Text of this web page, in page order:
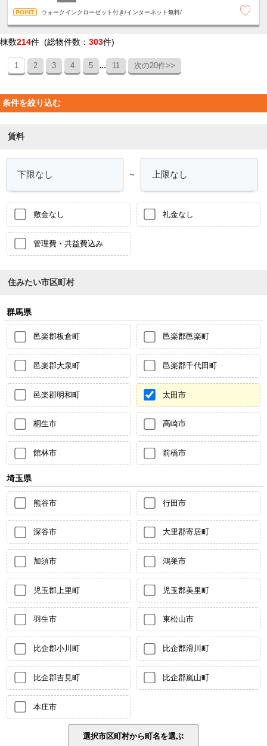
ウォークインクローゼット付き/インターネット無料/
棟数214件 (総物件数： 303件)
1 2 3 4 5 ... 11 次の20件>>
条件を絞り込む
賃料
～
敷金なし 礼金なし
管理費・共益費込み
住みたい市区町村
群馬県
邑楽郡板倉町 邑楽郡邑楽町
邑楽郡大泉町 邑楽郡千代田町
邑楽郡明和町 太田市
桐生市 高崎市
館林市 前橋市
埼玉県
熊谷市 行田市
深谷市 大里郡寄居町
加須市 鴻巣市
児玉郡上里町 児玉郡美里町
羽生市 東松山市
比企郡小川町 比企郡滑川町
比企郡吉見町 比企郡嵐山町
本庄市